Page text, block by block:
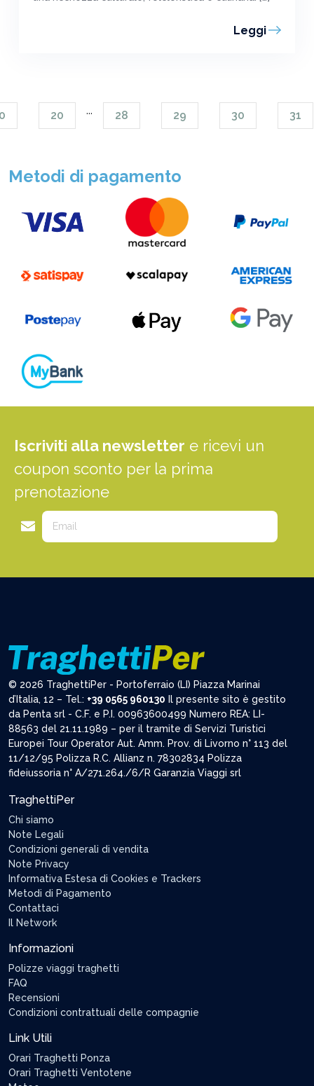
Leggi
20 ... 28 29 30 31
Metodi di pagamento
Iscriviti alla newsletter e ricevi un
coupon sconto per la prima
prenotazione
© 2026 TraghettiPer - Portoferraio (LI) Piazza Marinai
d’Italia, 12 – Tel.: +39 0565 960130 Il presente sito è gestito
da Penta srl - C.F. e P.I. 00963600499 Numero REA: LI-
88563 del 21.11.1989 – per il tramite di Servizi Turistici
Europei Tour Operator Aut. Amm. Prov. di Livorno n° 113 del
11/12/95 Polizza R.C. Allianz n. 78302834 Polizza
fideiussoria n° A/271.264./6/R Garanzia Viaggi srl
TraghettiPer
Chi siamo
Note Legali
Condizioni generali di vendita
Note Privacy
Informativa Estesa di Cookies e Trackers
Metodi di Pagamento
Contattaci
Il Network
Informazioni
Polizze viaggi traghetti
FAQ
Recensioni
Condizioni contrattuali delle compagnie
Link Utili
Orari Traghetti Ponza
Orari Traghetti Ventotene